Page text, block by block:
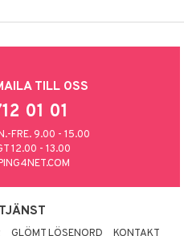
TILL OSS
01 01
FRE. 9.00 - 15.00
12.00 - 13.00